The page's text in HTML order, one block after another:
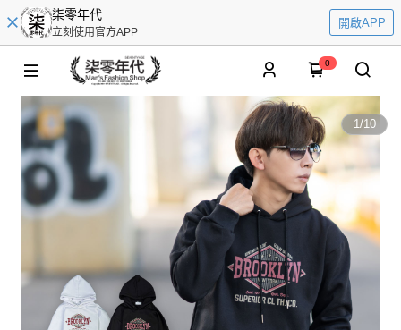
柒零年代
立刻使用官方APP
開啟APP
0
1/10